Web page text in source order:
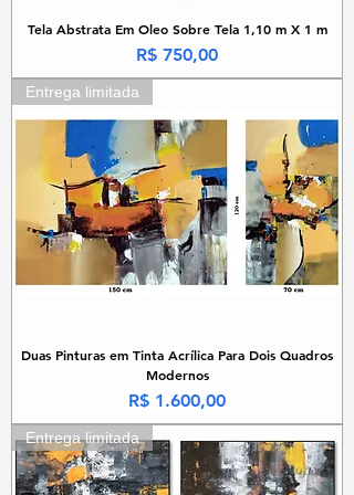
Tela Abstrata Em Oleo Sobre Tela 1,10 m X 1 m
Preço
R$ 750,00
Entrega limitada
Duas Pinturas em Tinta Acrílica Para Dois Quadros
Modernos
Preço
R$ 1.600,00
Entrega limitada